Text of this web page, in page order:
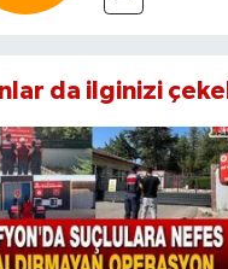
da ilginizi